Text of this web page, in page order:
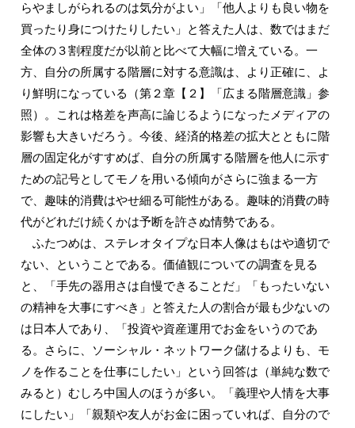
らやましがられるのは気分がよい」「他人よりも良い物を
買ったり身につけたりしたい」と答えた人は、数ではまだ
全体の３割程度だが以前と比べて大幅に増えている。一
方、自分の所属する階層に対する意識は、より正確に、よ
り鮮明になっている（第２章【２】「広まる階層意識」参
照）。これは格差を声高に論じるようになったメディアの
影響も大きいだろう。今後、経済的格差の拡大とともに階
層の固定化がすすめば、自分の所属する階層を他人に示す
ための記号としてモノを用いる傾向がさらに強まる一方
で、趣味的消費はやせ細る可能性がある。趣味的消費の時
代がどれだけ続くかは予断を許さぬ情勢である。
ふたつめは、ステレオタイプな日本人像はもはや適切で
ない、ということである。価値観についての調査を見る
と、「手先の器用さは自慢できることだ」「もったいない
の精神を大事にすべき」と答えた人の割合が最も少ないの
は日本人であり、「投資や資産運用でお金をいうのであ
る。さらに、ソーシャル・ネットワーク儲けるよりも、モ
ノを作ることを仕事にしたい」という回答は（単純な数で
みると）むしろ中国人のほうが多い。「義理や人情を大事
にしたい」「親類や友人がお金に困っていれば、自分ので